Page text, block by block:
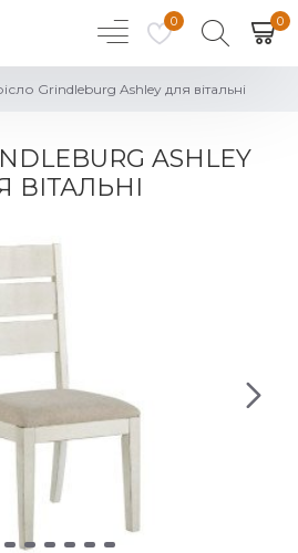
0 0
Grindleburg Ashley для вітальні
ASHLEY
ВІТАЛЬНІ